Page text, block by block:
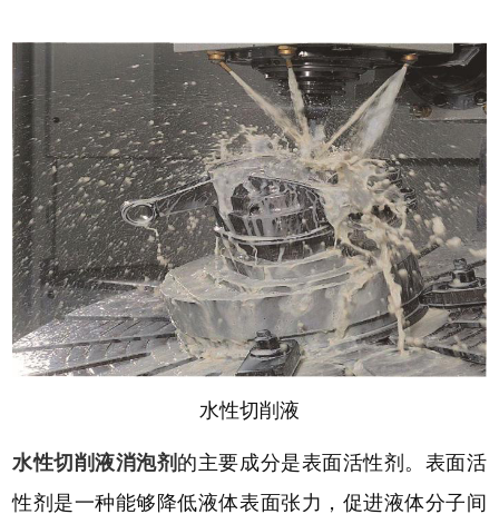
水性切削液
水性切削液消泡剂 的主要成分是表面活性剂。表面活
性剂是一种能够降低液体表面张力，促进液体分子间